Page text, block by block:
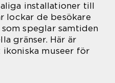
installationer till
lockar de besökare
speglar samtiden
gränser. Här är
ikoniska museer för